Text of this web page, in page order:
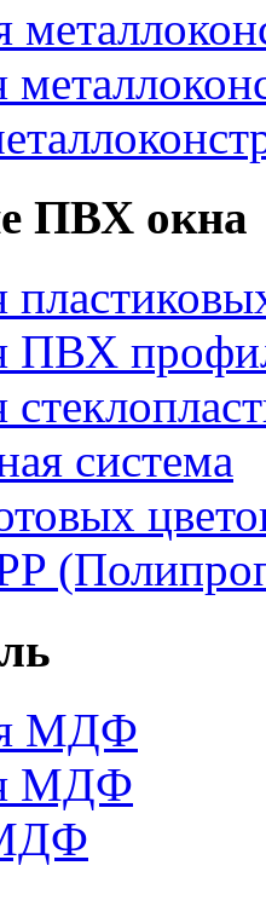
ПВХ окна
ПВХ
система
МДФ
МДФ